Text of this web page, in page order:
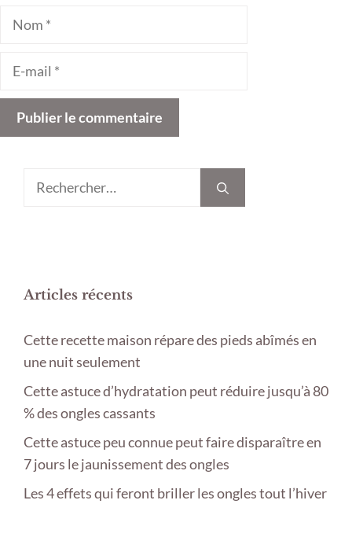
Nom
Rechercher :
Articles récents
Cette recette maison répare des pieds abîmés en
une nuit seulement
Cette astuce d’hydratation peut réduire jusqu’à 80
% des ongles cassants
Cette astuce peu connue peut faire disparaître en
7 jours le jaunissement des ongles
Les 4 effets qui feront briller les ongles tout l’hiver